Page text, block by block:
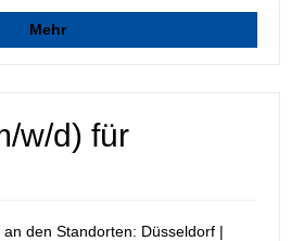
Mehr
w/d) für
den Standorten: Düsseldorf |